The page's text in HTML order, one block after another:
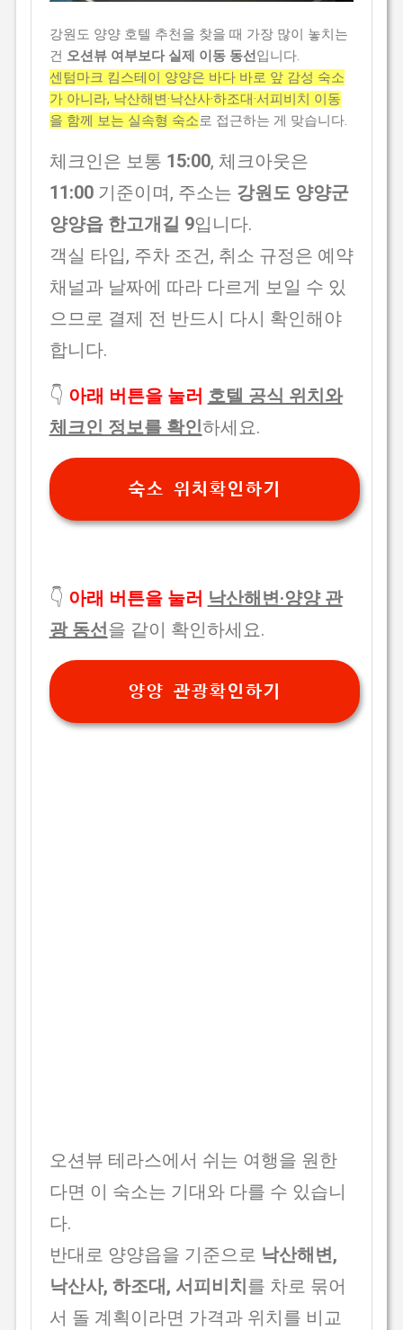
강원도 양양 호텔 추천을 찾을 때 가장 많이 놓치는
건 오션뷰 여부보다 실제 이동 동선입니다.
센텀마크 킴스테이 양양은 바다 바로 앞 감성 숙소
가 아니라, 낙산해변·낙산사·하조대·서피비치 이동
을 함께 보는 실속형 숙소로 접근하는 게 맞습니다.
체크인은 보통 15:00, 체크아웃은
11:00기준이며, 주소는 강원도 양양군
양양읍 한고개길 9입니다.
객실 타입, 주차 조건, 취소 규정은 예약
채널과 날짜에 따라 다르게 보일 수 있
으므로 결제 전 반드시 다시 확인해야
합니다.
👇 아래 버튼을 눌러 호텔 공식 위치와
체크인 정보를 확인하세요.
숙소 위치확인하기
👇 아래 버튼을 눌러 낙산해변·양양 관
광 동선을 같이 확인하세요.
양양 관광확인하기
오션뷰 테라스에서 쉬는 여행을 원한
다면 이 숙소는 기대와 다를 수 있습니
다.
반대로 양양읍을 기준으로 낙산해변,
낙산사, 하조대, 서피비치를 차로 묶어
서 돌 계획이라면 가격과 위치를 비교